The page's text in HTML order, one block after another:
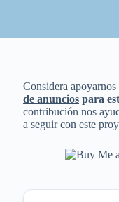
Considera apoyarnos
de anuncios para
contribución nos
a seguir con este